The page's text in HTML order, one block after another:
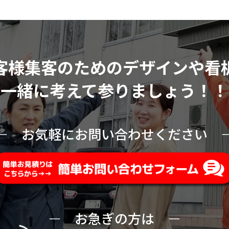
様集客のためのデザインや看
一緒に考えて参りましょう！！
お気軽にお問い合わせください
ーお急ぎの方はー